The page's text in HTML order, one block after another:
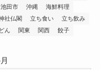
池田市 沖縄
海鮮料理
社仏閣 立ち食い
立ち飲み
ん 関東 関西 餃子